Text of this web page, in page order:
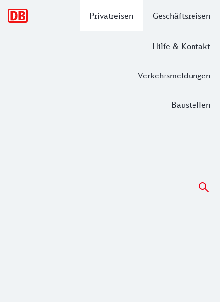
Privatreisen Geschäftsreisen
Hilfe & Kontakt
Verkehrsmeldungen
Baustellen